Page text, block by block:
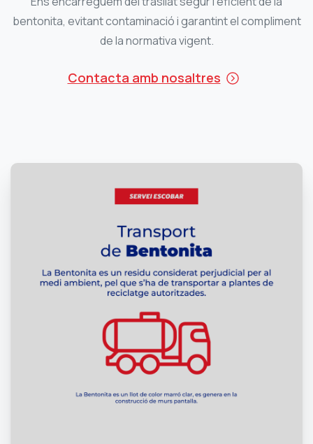
bentonita, evitant contaminació i garantint el compliment
de la normativa vigent.
Contacta amb nosaltres